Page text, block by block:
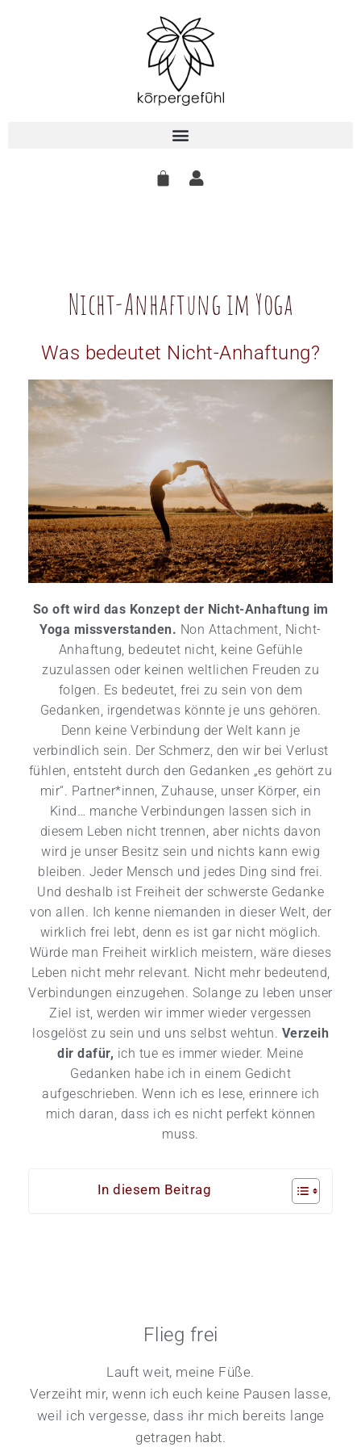
Nicht-Anhaftung im Yoga
Was bedeutet Nicht-Anhaftung?​
So oft wird das Konzept der Nicht-Anhaftung im
Yoga missverstanden. Non Attachment, Nicht-
Anhaftung, bedeutet nicht, keine Gefühle
zuzulassen oder keinen weltlichen Freuden zu
folgen. Es bedeutet, frei zu sein von dem
Gedanken, irgendetwas könnte je uns gehören.
Denn keine Verbindung der Welt kann je
verbindlich sein. Der Schmerz, den wir bei Verlust
fühlen, entsteht durch den Gedanken „es gehört zu
mir“. Partner*innen, Zuhause, unser Körper, ein
Kind… manche Verbindungen lassen sich in
diesem Leben nicht trennen, aber nichts davon
wird je unser Besitz sein und nichts kann ewig
bleiben. Jeder Mensch und jedes Ding sind frei.
Und deshalb ist Freiheit der schwerste Gedanke
von allen. Ich kenne niemanden in dieser Welt, der
wirklich frei lebt, denn es ist gar nicht möglich.
Würde man Freiheit wirklich meistern, wäre dieses
Leben nicht mehr relevant. Nicht mehr bedeutend,
Verbindungen einzugehen. Solange zu leben unser
Ziel ist, werden wir immer wieder vergessen
losgelöst zu sein und uns selbst wehtun. Verzeih
dir dafür, ich tue es immer wieder. Meine
Gedanken habe ich in einem Gedicht
aufgeschrieben. Wenn ich es lese, erinnere ich
mich daran, dass ich es nicht perfekt können
muss.
In diesem Beitrag
Flieg frei
Lauft weit, meine Füße.
Verzeiht mir, wenn ich euch keine Pausen lasse,
weil ich vergesse, dass ihr mich bereits lange
getragen habt.